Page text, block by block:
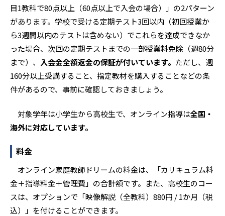
目1教科で80点以上（60点以上で入会の場合）」の2パターン
があります。学校で受ける定期テスト3回以内（初回授業か
ら3週間以内のテストは含めない）でこれらを達成できなか
った場合、次回の定期テストまでの一部授業料免除（週80分
まで）、 入会金全額返金の保証が付いています。 ただし、週
160分以上受講すること、指定教材を購入することなどの条
件があるので、事前に確認しておきましょう。
対象学年は小学生から高校生で、オンライン指導は全国・
海外に対応しています。
料金
オンライン家庭教師ドリームの料金は、「カリキュラム料
金＋指導料金＋管理費」の合計額です。また、高校生のコー
スは、オプションで「映像解説（全教科）880円 / 1か月（税
込）」を付けることができます。